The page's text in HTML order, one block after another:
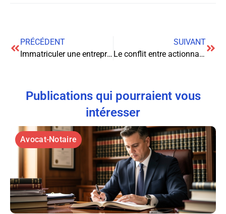
PRÉCÉDENT
Immatriculer une entreprise : guide complet pour les entrepreneurs
SUIVANT
Le conflit entre actionnaires : enjeux et solutions pour une résolution efficace
Publications qui pourraient vous
intéresser
Avocat-Notaire